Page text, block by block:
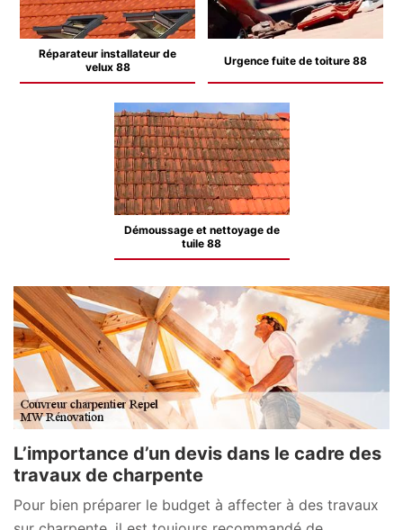
Réparateur installateur de
velux 88
Urgence fuite de toiture 88
Démoussage et nettoyage de
tuile 88
L’importance d’un devis dans le cadre des
travaux de charpente
Pour bien préparer le budget à affecter à des travaux